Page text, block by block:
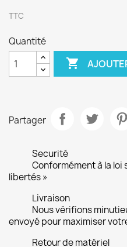
TTC
Quantité

Partager
Securité
Conformément à la
libertés »
Livraison
Nous vérifions
envoyé pour maximiser
Retour de matériel